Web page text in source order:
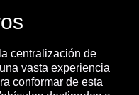
centralización de
vasta experiencia
conformar de esta